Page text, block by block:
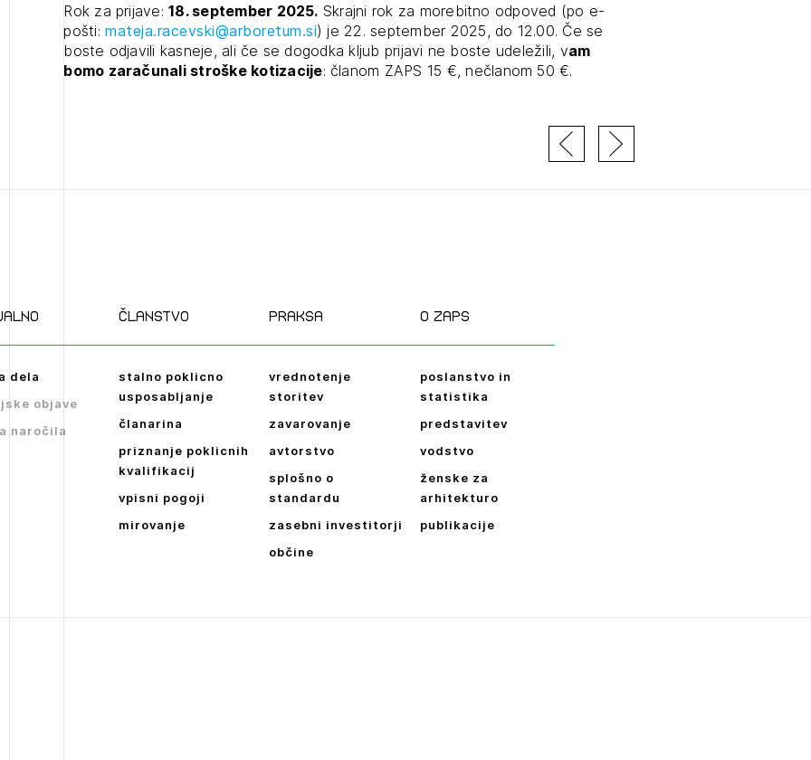
Rok za prijave:18. september 2025. Skrajni rok za morebitno odpoved (po e-
pošti:mateja.racevski@arboretum.si) je 22. september 2025, do 12.00. Če se
boste odjavili kasneje, ali če se dogodka kljub prijavi ne boste udeležili, vam
bomo zaračunali stroške kotizacije: članom ZAPS 15 €, nečlanom 50 €.
dela
objave
naročila
članstvo
stalno poklicno
usposabljanje
članarina
priznanje poklicnih
kvalifikacij
vpisni pogoji
mirovanje
praksa
vrednotenje
storitev
zavarovanje
avtorstvo
splošno o
standardu
zasebni investitorji
občine
O zaps
poslanstvo in
statistika
predstavitev
vodstvo
ženske za
arhitekturo
publikacije